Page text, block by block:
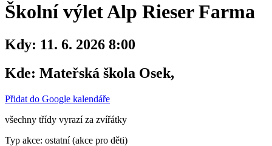
Školní výlet Alp Rieser Farma
Kdy: 11. 6. 2026 8:00
Kde: Ma­teř­ská ško­la Osek,
Přidat do Google kalendáře
všechny třídy vyrazí za zvířátky
Typ akce: ostatní (akce pro děti)